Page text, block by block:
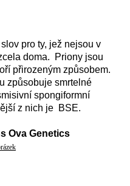
pro ty, jež nejsou v
doma. Priony jsou
přirozeným způsobem.
způsobuje smrtelné
spongiformní
z nich je BSE.
Ova Genetics